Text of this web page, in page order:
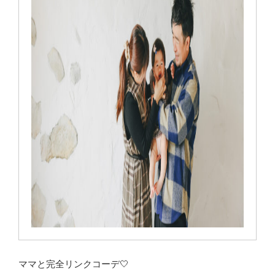
ママと完全リンクコーデ🤍